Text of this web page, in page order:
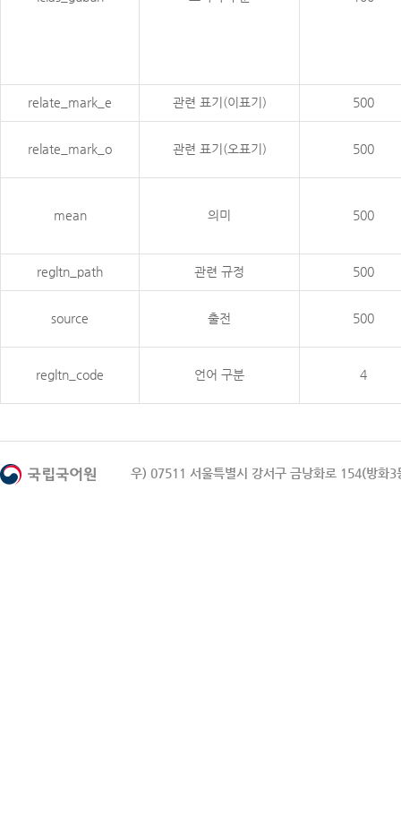
relate_mark_e 관련 표기(이표기) 500
relate_mark_o 관련 표기(오표기) 500
mean 의미 500
regltn_path 관련 규정 500
source 출전 500
regltn_code 언어 구분 4
우) 07511 서울특별시 강서구 금낭화로 154(방화3